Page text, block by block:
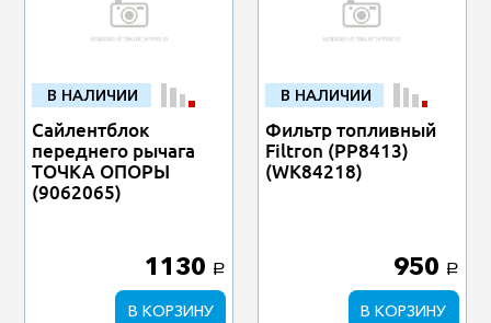
В НАЛИЧИИ
Сайлентблок
переднего рычага
ТОЧКА ОПОРЫ
(9062065)
1130 a
В КОРЗИНУ
В НАЛИЧИИ
Фильтр топливный
Filtron (PP8413)
(WK84218)
950 a
В КОРЗИНУ